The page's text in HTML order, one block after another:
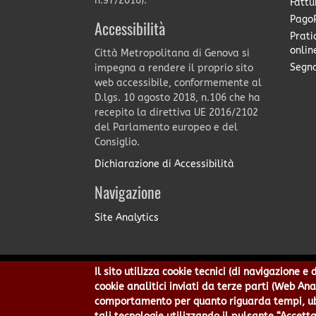
Accessibilità
Città Metropolitana di Genova si
impegna a rendere il proprio sito
web accessibile, conformemente al
D.lgs. 10 agosto 2018, n.106 che ha
recepito la direttiva UE 2016/2102
del Parlamento europeo e del
Consiglio.
Dichiarazione di Accessibilità
Navigazione
Site Analytics
Città Metropolitana di
Centralino 010 54991 Fax 010
Il sito utilizza cookie tecnici (di navigazione
cookie analitici inviati da terze parti (Web
comportamento per quanto riguarda tempi,